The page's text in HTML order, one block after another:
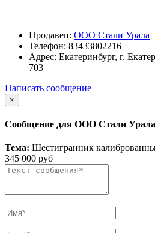
Продавец: ООО Стали Урала
Телефон: 83433802216
Адрес: Екатеринбург, г.
703
Написать сообщение
×
Сообщение для ООО Стали Урала
Тема: Шестигранник
345 000 руб